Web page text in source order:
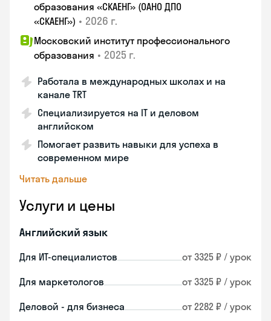
образования «СКАЕНГ» (ОАНО ДПО
«СКАЕНГ») • 2026 г.
Московский институт профессионального
образования • 2025 г.
Работала в международных школах и на
канале TRT
Специализируется на IT и деловом
английском
Помогает развить навыки для успеха в
современном мире
Читать дальше
Услуги и цены
Английский язык
Для ИТ-специалистов от 3325 ₽ / урок
Для маркетологов от 3325 ₽ / урок
Деловой - для бизнеса от 2282 ₽ / урок